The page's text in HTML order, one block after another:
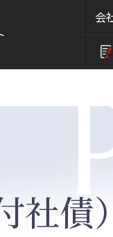
会
債）